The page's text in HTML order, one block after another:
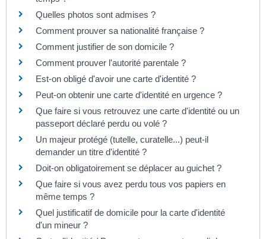
Quelles photos sont admises ?
Comment prouver sa nationalité française ?
Comment justifier de son domicile ?
Comment prouver l'autorité parentale ?
Est-on obligé d'avoir une carte d'identité ?
Peut-on obtenir une carte d'identité en urgence ?
Que faire si vous retrouvez une carte d'identité ou un
passeport déclaré perdu ou volé ?
Un majeur protégé (tutelle, curatelle...) peut-il
demander un titre d'identité ?
Doit-on obligatoirement se déplacer au guichet ?
Que faire si vous avez perdu tous vos papiers en
même temps ?
Quel justificatif de domicile pour la carte d'identité
d'un mineur ?